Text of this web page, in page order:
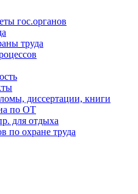
гос.органов
труда
диссертации, книги
по ОТ
для отдыха
по охране труда